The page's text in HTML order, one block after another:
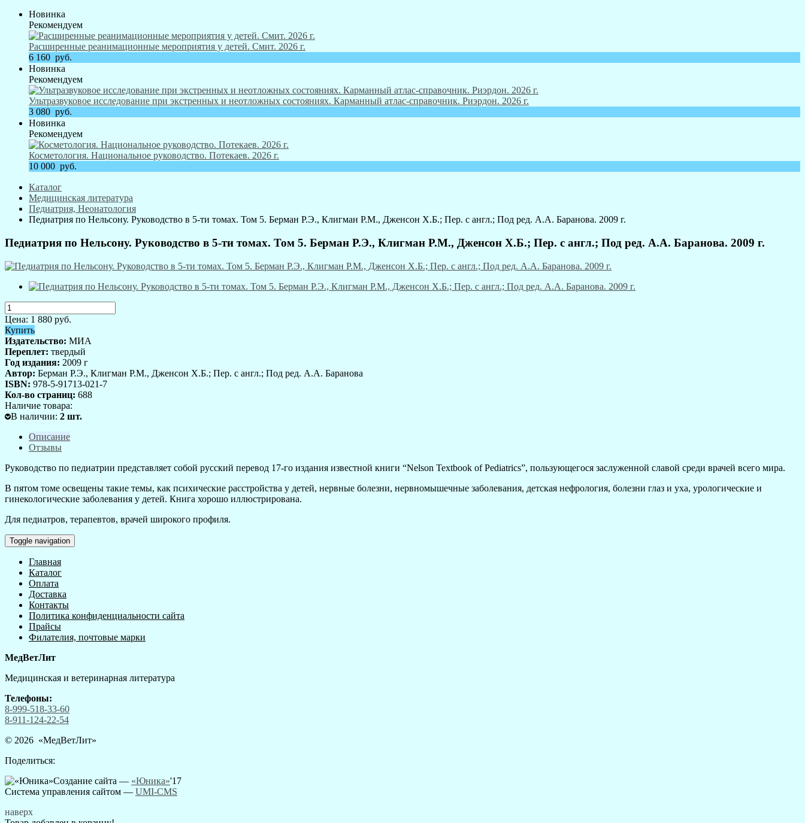
Новинка
Рекомендуем
Расширенные реанимационные мероприятия у детей. Смит. 2026 г.
6 160 руб.
Новинка
Рекомендуем
Ультразвуковое исследование при экстренных и неотложных состояниях. Карманный атлас-справочник. Риэрдон. 2026 г.
3 080 руб.
Новинка
Рекомендуем
Косметология. Национальное руководство. Потекаев. 2026 г.
10 000 руб.
Каталог
Медицинская литература
Педиатрия, Неонатология
Педиатрия по Нельсону. Руководство в 5-ти томах. Том 5. Берман Р.Э., Клигман Р.М., Дженсон Х.Б.; Пер. с англ.; Под ред. А.А. Баранова. 2009 г.
Педиатрия по Нельсону. Руководство в 5-ти томах. Том 5. Берман Р.Э., Клигман Р.М., Дженсон Х.Б.; Пер. с англ.; Под ред. А.А. Баранова. 2009 г.
Цена: 1 880 руб.
Купить
Издательство: МИА
Переплет: твердый
Год издания: 2009 г
Автор: Берман Р.Э., Клигман Р.М., Дженсон Х.Б.; Пер. с англ.; Под ред. А.А. Баранова
ISBN: 978-5-91713-021-7
Кол-во страниц: 688
Наличие товара:
В наличии: 2 шт.
Описание
Отзывы
Руководство по педиатрии представляет собой русский перевод 17-го издания известной книги “Nelson Textbook of Pediatrics”, пользующегося заслуженной славой среди врачей всего мира.
В пятом томе освещены такие темы, как психические расстройства у детей, нервные болезни, нервномышечные заболевания, детская нефрология, болезни глаз и уха, урологические и
гинекологические заболевания у детей. Книга хорошо иллюстрирована.
Для педиатров, терапевтов, врачей широкого профиля.
Toggle navigation
Главная
Каталог
Оплата
Доставка
Контакты
Политика конфиденциальности сайта
Прайсы
Филателия, почтовые марки
МедВетЛит
Медицинская и ветеринарная литература
Телефоны:
8-999-518-33-60
8-911-124-22-54
© 2026 «МедВетЛит»
Поделиться:
Создание сайта — «Юника»'17
Система управления сайтом — UMI-CMS
наверх